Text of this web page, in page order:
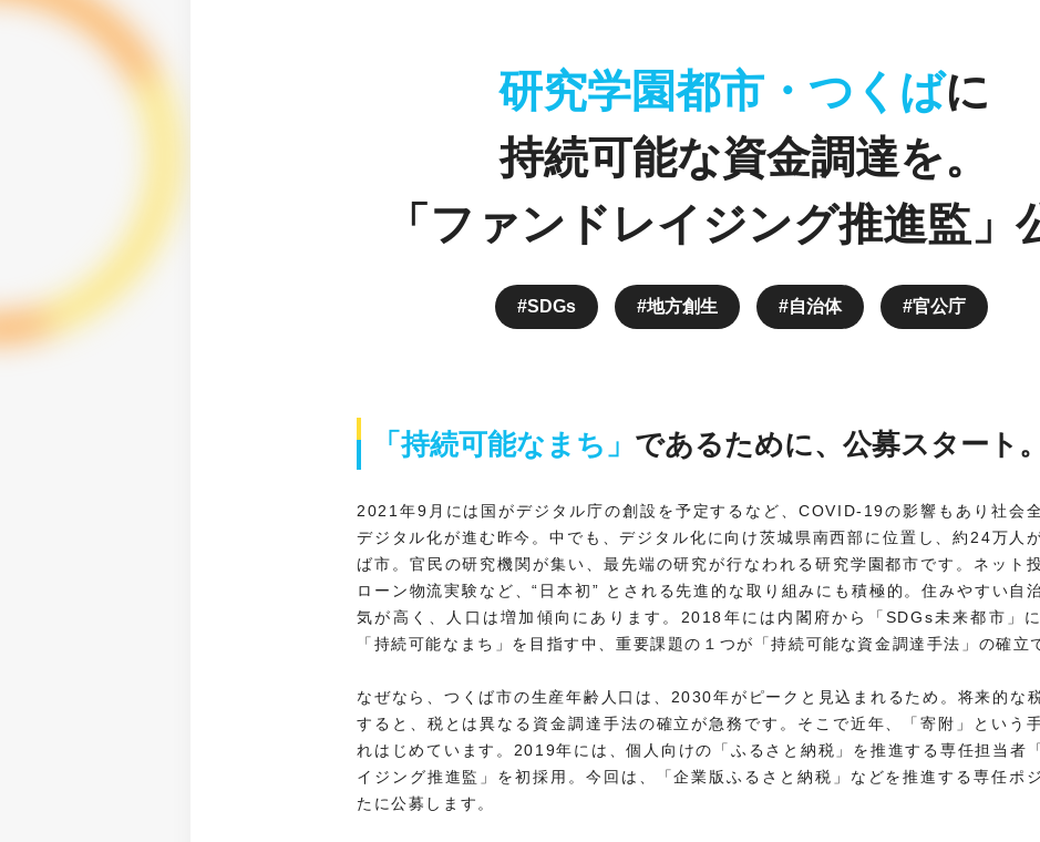
研究学園都市・つくばに
持続可能な資金調達を。
「ファンドレイジング推進監」
SDGs 地方創生 自治体 官公庁
「持続可能なまち」 であるために、公募スタート。
2021年9月には国がデジタル庁の創設を予定するなど、COVID-19の影響もあり社会
デジタル化が進む昨今。中でも、デジタル化に向け茨城県南西部に位置し、約24万人
ば市。官民の研究機関が集い、最先端の研究が行なわれる研究学園都市です。ネット
ローン物流実験など、“日本初” とされる先進的な取り組みにも積極的。住みやすい自
気が高く、人口は増加傾向にあります。2018年には内閣府から「SDGs未来都市」に
「持続可能なまち」を目指す中、重要課題の１つが「持続可能な資金調達手法」の確立
なぜなら、つくば市の生産年齢人口は、2030年がピークと見込まれるため。将来的な
すると、税とは異なる資金調達手法の確立が急務です。そこで近年、「寄附」という
れはじめています。2019年には、個人向けの「ふるさと納税」を推進する専任担当者
イジング推進監」を初採用。今回は、「企業版ふるさと納税」などを推進する専任ポ
たに公募します。